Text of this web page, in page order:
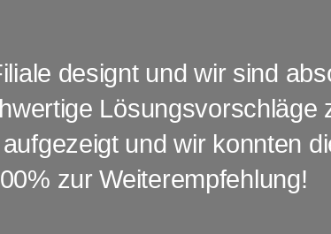
designt und wir sind
Lösungsvorschläge
und wir konnten
zur Weiterempfehlung!